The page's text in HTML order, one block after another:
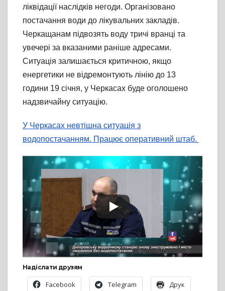
ліквідації наслідків негоди. Організовано
постачання води до лікувальних закладів.
Черкащанам підвозять воду тричі вранці та
увечері за вказаними раніше адресами.
Ситуація залишається критичною, якщо
енергетики не відремонтують лінію до 13
години 19 січня, у Черкасах буде оголошено
надзвичайну ситуацію.
У Черкасах невтішна ситуація з
водопостачанням. Працює оперативний штаб.
Надіслати друзям
Facebook Telegram Друк